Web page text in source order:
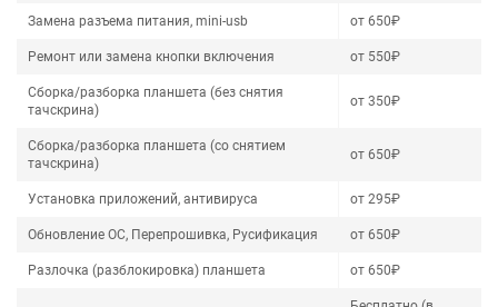
Замена разъема питания, mini-usb от 650₽
Ремонт или замена кнопки включения от 550₽
Сборка/разборка планшета (без снятия
тачскрина)
от 350₽
Сборка/разборка планшета (со снятием
тачскрина)
от 650₽
Установка приложений, антивируса от 295₽
Обновление ОС, Перепрошивка, Русификация от 650₽
Разлочка (разблокировка) планшета от 650₽